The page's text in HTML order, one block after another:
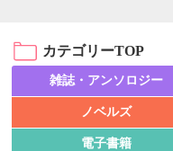
カテゴリーTOP
雑誌・アンソロジー
ノベルズ
電子書籍